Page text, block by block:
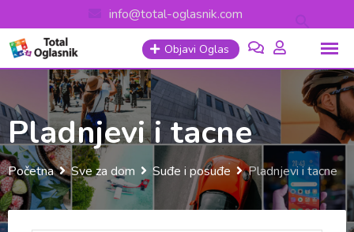
to
content
info@total-oglasnik.com
Objavi Oglas
Pladnjevi i tacne
Početna Sve za dom Suđe i posuđe Pladnjevi i tacne